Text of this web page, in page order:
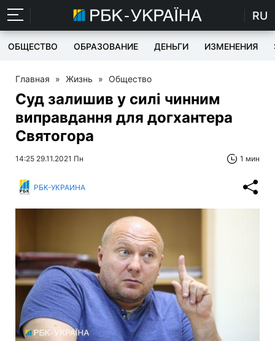
RU
ОБЩЕСТВО ОБРАЗОВАНИЕ ДЕНЬГИ ИЗМЕНЕНИЯ
Главная » Жизнь » Общество
Суд залишив у силі чинним
виправдання для догхантера
Святогора
14:25 29.11.2021 Пн 1 мин
РБК-УКРАИНА